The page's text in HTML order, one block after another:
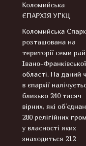
Коломийська
ЄПАРХІЯ УГКЦ
Коломийська
розташована на
території семи
Івано-Франківської
області. На даний
в єпархії
близько 240 тисяч
вірних, які
280 релігійних
у власності яких
знаходиться 212